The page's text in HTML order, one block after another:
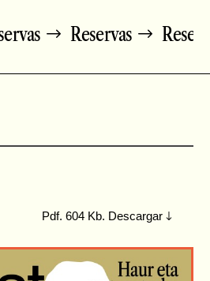
Reservas Reservas
Pdf. 604 Kb. Descargar